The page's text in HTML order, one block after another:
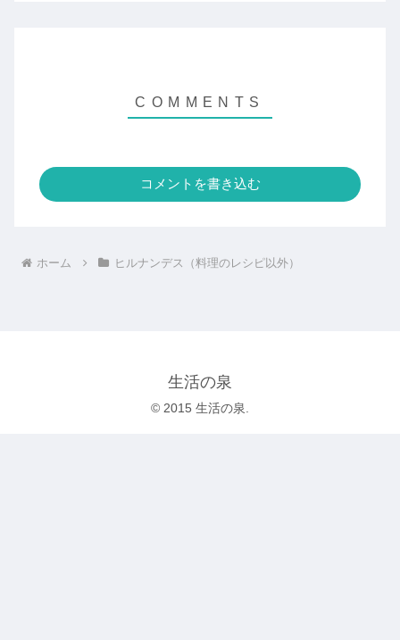
コメントを書き込む
ホーム ヒルナンデス（料理のレシピ以外）
生活の泉
© 2015 生活の泉.